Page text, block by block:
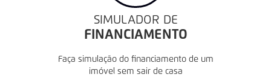
SIMULADOR DE
FINANCIAMENTO
Faça simulação do financiamento de um
imóvel sem sair de casa